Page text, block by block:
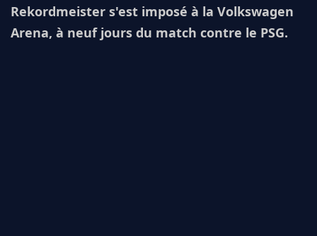
Rekordmeister s'est imposé à la Volkswagen
Arena, à neuf jours du match contre le PSG.